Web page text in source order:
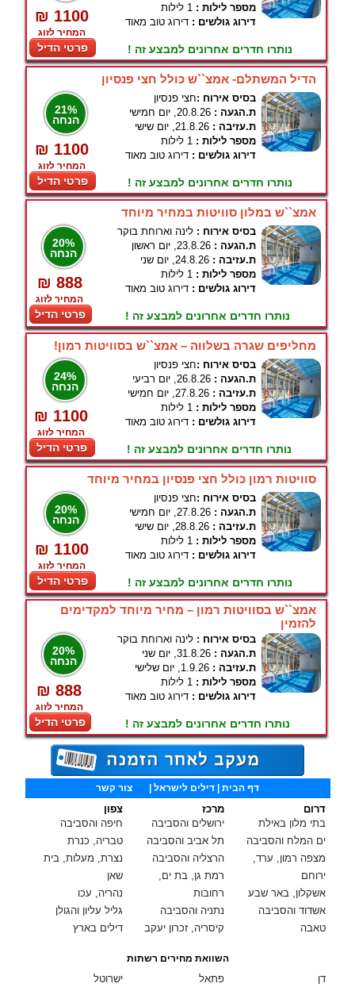
₪ 1100
המחיר לזוג
פרטי הדיל
מספר לילות : 1 לילות
דירוג גולשים : דירוג טוב מאוד
נותרו חדרים אחרונים למבצע זה !
הדיל המשתלם- אמצ``ש כולל חצי פנסיון
21%
הנחה
₪ 1100
המחיר לזוג
פרטי הדיל
בסיס אירוח :חצי פנסיון
ת.הגעה : 20.8.26, יום חמישי
ת.עזיבה : 21.8.26, יום שישי
מספר לילות : 1 לילות
דירוג גולשים : דירוג טוב מאוד
נותרו חדרים אחרונים למבצע זה !
אמצ``ש במלון סוויטות במחיר מיוחד
20%
הנחה
₪ 888
המחיר לזוג
פרטי הדיל
בסיס אירוח : לינה וארוחת בוקר
ת.הגעה : 23.8.26, יום ראשון
ת.עזיבה : 24.8.26, יום שני
מספר לילות : 1 לילות
דירוג גולשים : דירוג טוב מאוד
נותרו חדרים אחרונים למבצע זה !
מחליפים שגרה בשלווה – אמצ``ש בסוויטות רמון!
24%
הנחה
₪ 1100
המחיר לזוג
פרטי הדיל
בסיס אירוח :חצי פנסיון
ת.הגעה : 26.8.26, יום רביעי
ת.עזיבה : 27.8.26, יום חמישי
מספר לילות : 1 לילות
דירוג גולשים : דירוג טוב מאוד
נותרו חדרים אחרונים למבצע זה !
סוויטות רמון כולל חצי פנסיון במחיר מיוחד
20%
הנחה
₪ 1100
המחיר לזוג
פרטי הדיל
בסיס אירוח :חצי פנסיון
ת.הגעה : 27.8.26, יום חמישי
ת.עזיבה : 28.8.26, יום שישי
מספר לילות : 1 לילות
דירוג גולשים : דירוג טוב מאוד
נותרו חדרים אחרונים למבצע זה !
אמצ``ש בסוויטות רמון – מחיר מיוחד למקדימים
להזמין
20%
הנחה
₪ 888
המחיר לזוג
פרטי הדיל
בסיס אירוח : לינה וארוחת בוקר
ת.הגעה : 31.8.26, יום שני
ת.עזיבה : 1.9.26, יום שלישי
מספר לילות : 1 לילות
דירוג גולשים : דירוג טוב מאוד
נותרו חדרים אחרונים למבצע זה !
דף הבית | דילים לישראל | צור קשר
צפון
חיפה והסביבה
טבריה, כנרת
נצרת, מעלות, בית
שאן
נהריה, עכו
גליל עליון והגולן
דילים בארץ
מרכז
ירושלים והסביבה
תל אביב והסביבה
הרצליה והסביבה
רמת גן, בת ים,
רחובות
נתניה והסביבה
קיסריה, זכרון יעקב
דרום
בתי מלון באילת
ים המלח והסביבה
מצפה רמון, ערד,
ירוחם
אשקלון, באר שבע
אשדוד והסביבה
טאבה
השוואת מחירים רשתות
ישרוטל
פתאל
דן